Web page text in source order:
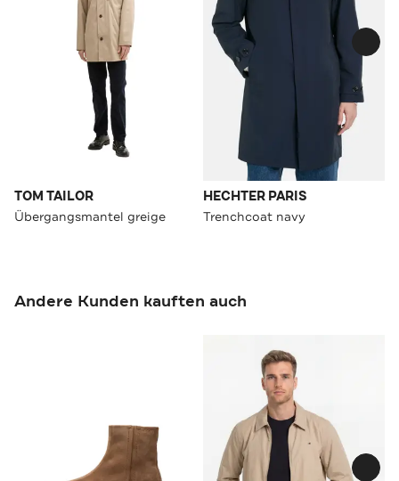
TOM TAILOR
Übergangsmantel greige
HECHTER PARIS
Trenchcoat navy
Andere Kunden kauften auch